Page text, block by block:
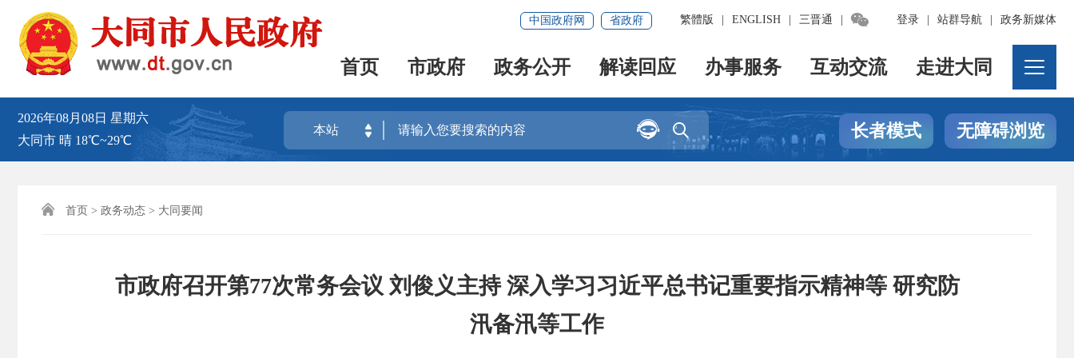
登录 站群导航 政务新媒体
繁體版 ENGLISH 三晋通 
中国政府网 省政府
首页 市政府 政务公开 解读回应 办事服务 互动交流 走进大同
2026年08月08日 星期六
大同市 晴 18℃~29℃
本站 
 长者模式 无障碍浏览
 首页 > 政务动态 > 大同要闻
市政府召开第77次常务会议 刘俊义主持 深入学习习近平总书记重要指示精神等 研究防
汛备汛等工作